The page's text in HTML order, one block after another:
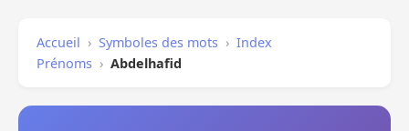
Accueil › Symboles des mots › Index
Prénoms › Abdelhafid